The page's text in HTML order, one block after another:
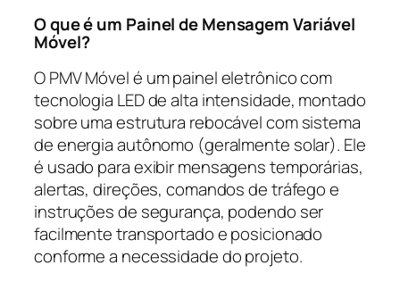
O que é um Painel de Mensagem Variável
Móvel?
O PMV Móvel é um painel eletrônico com
tecnologia LED de alta intensidade, montado
sobre uma estrutura rebocável com sistema
de energia autônomo (geralmente solar). Ele
é usado para exibir mensagens temporárias,
alertas, direções, comandos de tráfego e
instruções de segurança, podendo ser
facilmente transportado e posicionado
conforme a necessidade do projeto.